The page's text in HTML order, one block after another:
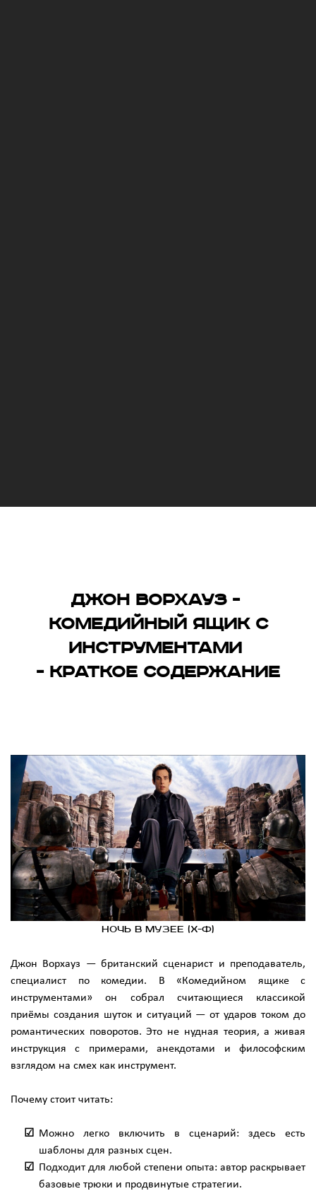
Джон Ворхауз -
Комедийный ящик с
инструментами
- краткое содержание
Ночь в музее (х-ф)
Джон Ворхауз — британский сценарист и преподаватель,
специалист по комедии. В «Комедийном ящике с
инструментами» он собрал считающиеся классикой
приёмы создания шуток и ситуаций — от ударов током до
романтических поворотов. Это не нудная теория, а живая
инструкция с примерами, анекдотами и философским
взглядом на смех как инструмент.
Почему стоит читать:
Можно легко включить в сценарий: здесь есть
шаблоны для разных сцен.
Подходит для любой степени опыта: автор раскрывает
базовые трюки и продвинутые стратегии.